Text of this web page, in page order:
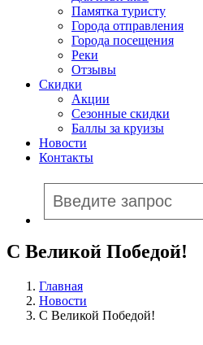
Памятка туристу
Города отправления
Города посещения
Реки
Отзывы
Скидки
Акции
Сезонные скидки
Баллы за круизы
Новости
Контакты
С Великой Победой!
Главная
Новости
С Великой Победой!